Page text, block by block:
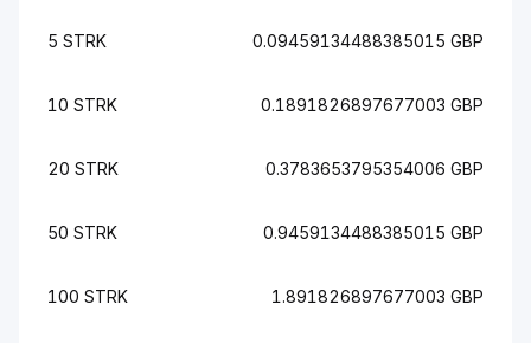
5 STRK 0.09459134488385015 GBP
10 STRK 0.1891826897677003 GBP
20 STRK 0.3783653795354006 GBP
50 STRK 0.9459134488385015 GBP
100 STRK 1.891826897677003 GBP